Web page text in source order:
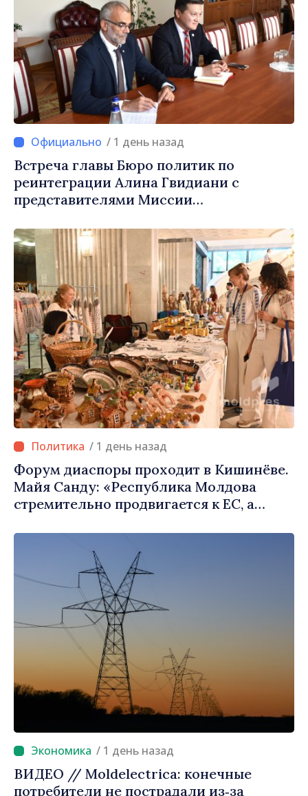
/ 1 день назад
Встреча главы Бюро политик по
реинтеграции Алина Гвидиани с
представителями Миссии
Креста в Молдове
/ 1 день назад
Форум диаспоры проходит в Кишинёве.
Майя Санду: «Республика Молдова
стремительно продвигается к ЕС, а
продвижении и поддержке этого пути»
/ 1 день назад
ВИДЕО // Moldelectrica: конечные
потребители не пострадали из‑за